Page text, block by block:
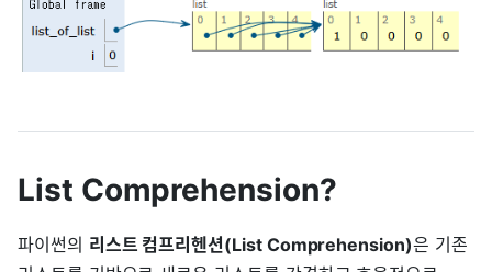
List Comprehension?
파이썬의 리스트 컴프리헨션(List Comprehension)은 기존